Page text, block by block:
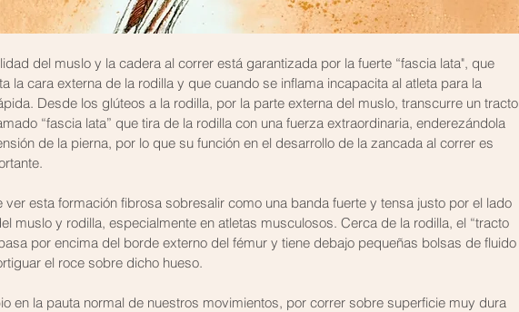
del muslo y la cadera al correr está garantizada por la fuerte “fascia lata", que
la cara externa de la rodilla y que cuando se inflama incapacita al atleta para la
Desde los glúteos a la rodilla, por la parte externa del muslo, transcurre un tracto
“fascia lata” que tira de la rodilla con una fuerza extraordinaria, enderezándola
de la pierna, por lo que su función en el desarrollo de la zancada al correr es
ver esta formación fibrosa sobresalir como una banda fuerte y tensa justo por el lado
muslo y rodilla, especialmente en atletas musculosos. Cerca de la rodilla, el “tracto
por encima del borde externo del fémur y tiene debajo pequeñas bolsas de fluido
el roce sobre dicho hueso.
en la pauta normal de nuestros movimientos, por correr sobre superficie muy dura